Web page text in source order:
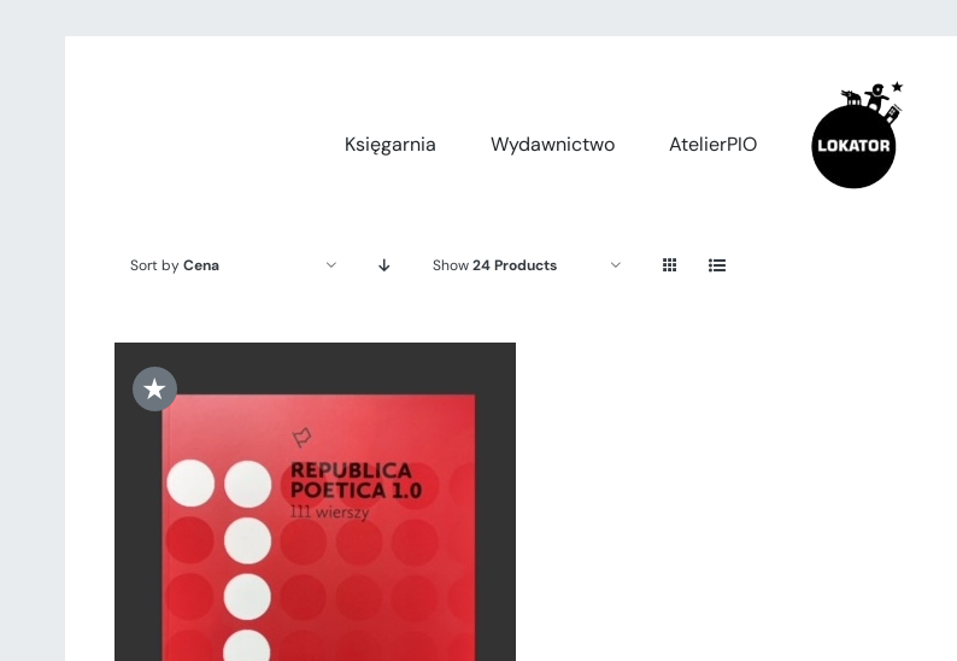
Księgarnia
Wydawnictwo AtelierPIO
Sort byCena Show24 Products
★
DODAJ DO KOSZYKA